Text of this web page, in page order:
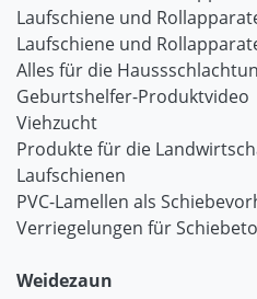
Laufschiene und
Laufschiene und
Alles für die
Geburtshelfer-Produktvideo
Viehzucht
Produkte für die
Laufschienen
PVC-Lamellen als
Verriegelungen für
Weidezaun